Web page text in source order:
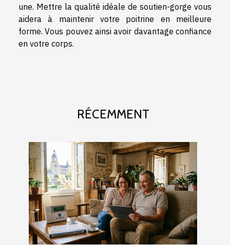
une. Mettre la qualité idéale de soutien-gorge vous
aidera à maintenir votre poitrine en meilleure
forme. Vous pouvez ainsi avoir davantage confiance
en votre corps.
RÉCEMMENT